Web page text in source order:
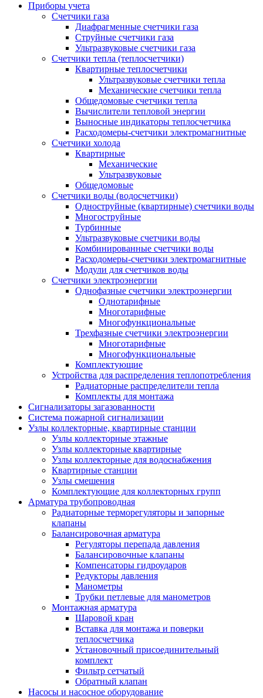
Приборы учета
Счетчики газа
Диафрагменные счетчики газа
Струйные счетчики газа
Ультразвуковые счетчики газа
Счетчики тепла (теплосчетчики)
Квартирные теплосчетчики
Ультразвуковые счетчики тепла
Механические счетчики тепла
Общедомовые счетчики тепла
Вычислители тепловой энергии
Выносные индикаторы теплосчетчика
Расходомеры-счетчики электромагнитные
Счетчики холода
Квартирные
Механические
Ультразвуковые
Общедомовые
Счетчики воды (водосчетчики)
Одноструйные (квартирные) счетчики воды
Многоструйные
Турбинные
Ультразвуковые счетчики воды
Комбинированные счетчики воды
Расходомеры-счетчики электромагнитные
Модули для счетчиков воды
Счетчики электроэнергии
Однофазные счетчики электроэнергии
Однотарифные
Многотарифные
Многофункциональные
Трехфазные счетчики электроэнергии
Многотарифные
Многофункциональные
Комплектующие
Устройства для распределения теплопотребления
Радиаторные распределители тепла
Комплекты для монтажа
Сигнализаторы загазованности
Система пожарной сигнализации
Узлы коллекторные, квартирные станции
Узлы коллекторные этажные
Узлы коллекторные квартирные
Узлы коллекторные для водоснабжения
Квартирные станции
Узлы смешения
Комплектующие для коллекторных групп
Арматура трубопроводная
Радиаторные терморегуляторы и запорные
клапаны
Балансировочная арматура
Регуляторы перепада давления
Балансировочные клапаны
Компенсаторы гидроударов
Редукторы давления
Манометры
Трубки петлевые для манометров
Монтажная арматура
Шаровой кран
Вставка для монтажа и поверки
теплосчетчика
Установочный присоединительный
комплект
Фильтр сетчатый
Обратный клапан
Насосы и насосное оборудование